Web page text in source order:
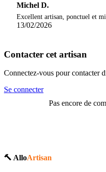
Michel D.
Excellent artisan, ponctuel et
13/02/2026
Contacter cet artisan
Connectez-vous pour contacter
Se connecter
Pas encore de
🔨 AlloArtisan